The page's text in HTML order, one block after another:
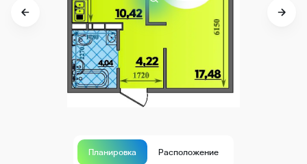
Планировка Расположение